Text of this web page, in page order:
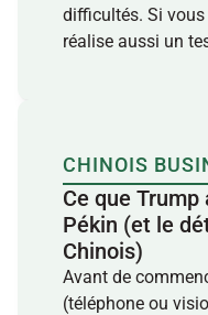
difficultés. Si vous
réalise aussi un
l’issue de ce
de progression
vous convient.
dans un parcours
de votre évolution.
CHINOIS
Ce que
Pékin (et le
Chinois)
Avant de
(téléphone ou